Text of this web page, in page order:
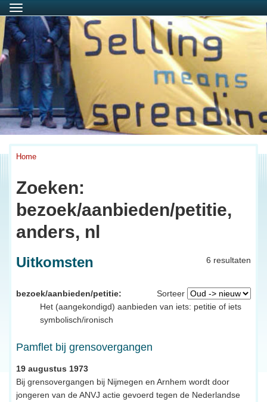
Menu
Home
Zoeken:
bezoek/aanbieden/petitie,
anders, nl
6 resultaten
Uitkomsten
Sorteer
bezoek/aanbieden/petitie:
Het (aangekondigd) aanbieden van iets: petitie of iets
symbolisch/ironisch
Pamflet bij grensovergangen
19 augustus 1973
Bij grensovergangen bij Nijmegen en Arnhem wordt door
jongeren van de ANVJ actie gevoerd tegen de Nederlandse